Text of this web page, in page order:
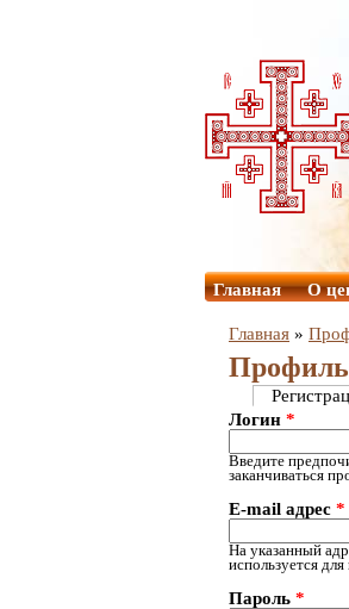
Главная О
Главная »
Профиль
Логин *
Введите
заканчиваться
E-mail адрес *
На указанный
используется
Пароль *